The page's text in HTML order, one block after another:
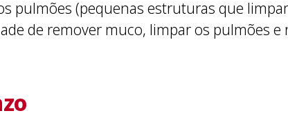
pulmões (pequenas estruturas que
de remover muco, limpar os pulmões e